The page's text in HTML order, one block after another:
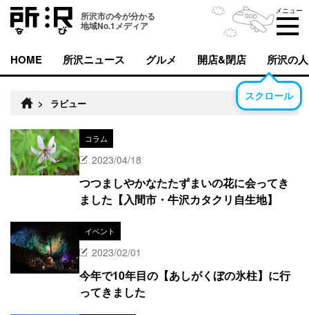
所沢市の今が分かる
地域No.1メディア
メニュー
HOME 所沢ニュース グルメ 開店&閉店 所沢の人
スクロール
> ラビュー
コラム
2023/04/18
つつましやかなたたずまいの花に会ってき
ました【入間市・牛沢カタクリ自生地】
イベント
2023/02/01
今年で10年目の【あしがくぼの氷柱】に行
ってきました